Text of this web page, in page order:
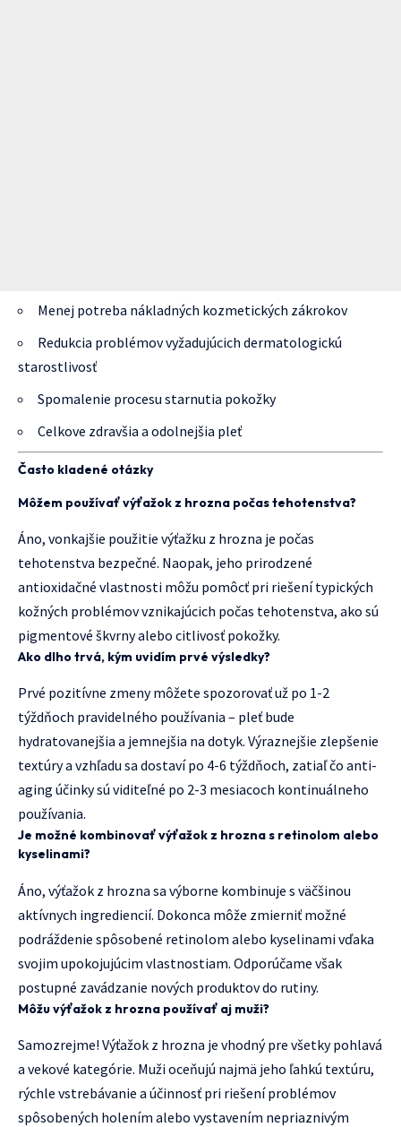
Menej potreba nákladných kozmetických zákrokov
Redukcia problémov vyžadujúcich dermatologickú
starostlivosť
Spomalenie procesu starnutia pokožky
Celkove zdravšia a odolnejšia pleť
Často kladené otázky
Môžem používať výťažok z hrozna počas tehotenstva?
Áno, vonkajšie použitie výťažku z hrozna je počas
tehotenstva bezpečné. Naopak, jeho prirodzené
antioxidačné vlastnosti môžu pomôcť pri riešení typických
kožných problémov vznikajúcich počas tehotenstva, ako sú
pigmentové škvrny alebo citlivosť pokožky.
Ako dlho trvá, kým uvidím prvé výsledky?
Prvé pozitívne zmeny môžete spozorovať už po 1-2
týždňoch pravidelného používania – pleť bude
hydratovanejšia a jemnejšia na dotyk. Výraznejšie zlepšenie
textúry a vzhľadu sa dostaví po 4-6 týždňoch, zatiaľ čo anti-
aging účinky sú viditeľné po 2-3 mesiacoch kontinuálneho
používania.
Je možné kombinovať výťažok z hrozna s retinolom alebo
kyselinami?
Áno, výťažok z hrozna sa výborne kombinuje s väčšinou
aktívnych ingrediencií. Dokonca môže zmierniť možné
podráždenie spôsobené retinolom alebo kyselinami vďaka
svojim upokojujúcim vlastnostiam. Odporúčame však
postupné zavádzanie nových produktov do rutiny.
Môžu výťažok z hrozna používať aj muži?
Samozrejme! Výťažok z hrozna je vhodný pre všetky pohlavá
a vekové kategórie. Muži oceňujú najmä jeho ľahkú textúru,
rýchle vstrebávanie a účinnosť pri riešení problémov
spôsobených holením alebo vystavením nepriaznivým